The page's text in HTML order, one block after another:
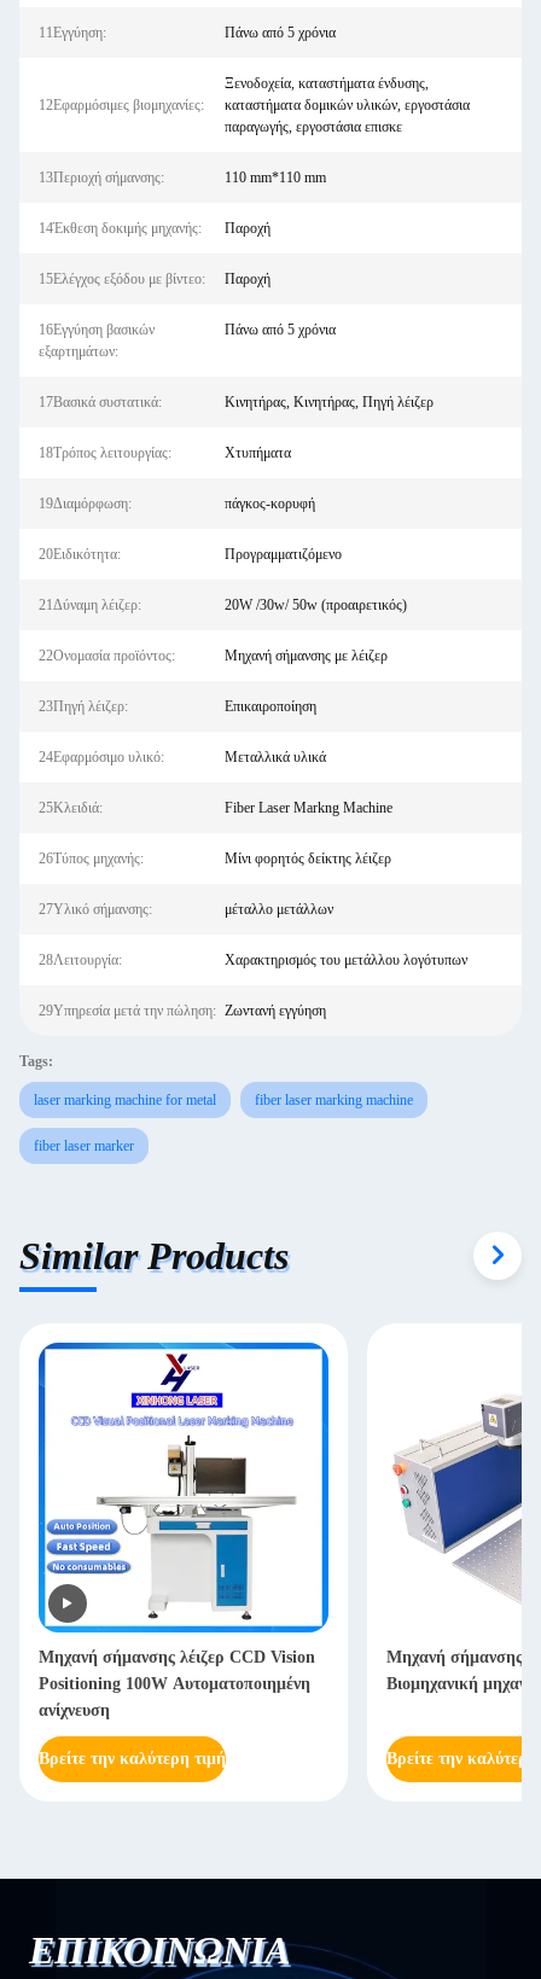
11Εγγύηση: Πάνω από 5 χρόνια
12Εφαρμόσιμες βιομηχανίες:
Ξενοδοχεία, καταστήματα ένδυσης,
καταστήματα δομικών υλικών, εργοστάσια
παραγωγής, εργοστάσια επισκε
13Περιοχή σήμανσης: 110 mm*110 mm
14Έκθεση δοκιμής μηχανής: Παροχή
15Ελέγχος εξόδου με βίντεο: Παροχή
16Εγγύηση βασικών
εξαρτημάτων:
Πάνω από 5 χρόνια
17Βασικά συστατικά: Κινητήρας, Κινητήρας, Πηγή λέιζερ
18Τρόπος λειτουργίας: Χτυπήματα
19Διαμόρφωση: πάγκος-κορυφή
20Ειδικότητα: Προγραμματιζόμενο
21Δύναμη λέιζερ: 20W /30w/ 50w (προαιρετικός)
22Ονομασία προϊόντος: Μηχανή σήμανσης με λέιζερ
23Πηγή λέιζερ: Επικαιροποίηση
24Εφαρμόσιμο υλικό: Μεταλλικά υλικά
25Κλειδιά: Fiber Laser Markng Machine
26Τύπος μηχανής: Μίνι φορητός δείκτης λέιζερ
27Υλικό σήμανσης: μέταλλο μετάλλων
28Λειτουργία: Χαρακτηρισμός του μετάλλου λογότυπων
29Υπηρεσία μετά την πώληση: Ζωντανή εγγύηση
Tags:
laser marking machine for metal fiber laser marking machine
fiber laser marker
Similar Products
Μηχανή σήμανσης ινών 20W 50W
Βιομηχανική μηχανή σήμανσης λέιζερ
Βρείτε την καλύτερη τιμή
30 Watt EZCAD
Λαζερική Μηχανή
Βρείτε την καλύτερη
ΕΠΙΚΟΙΝΩΝΙΑ